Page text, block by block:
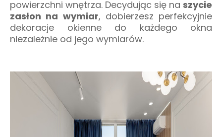
powierzchni wnętrza. Decydując się na szycie
zasłon na wymiar, dobierzesz perfekcyjnie
dekoracje okienne do każdego okna
niezależnie od jego wymiarów.